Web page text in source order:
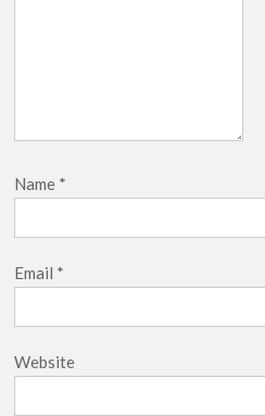
Name *
Email *
Website